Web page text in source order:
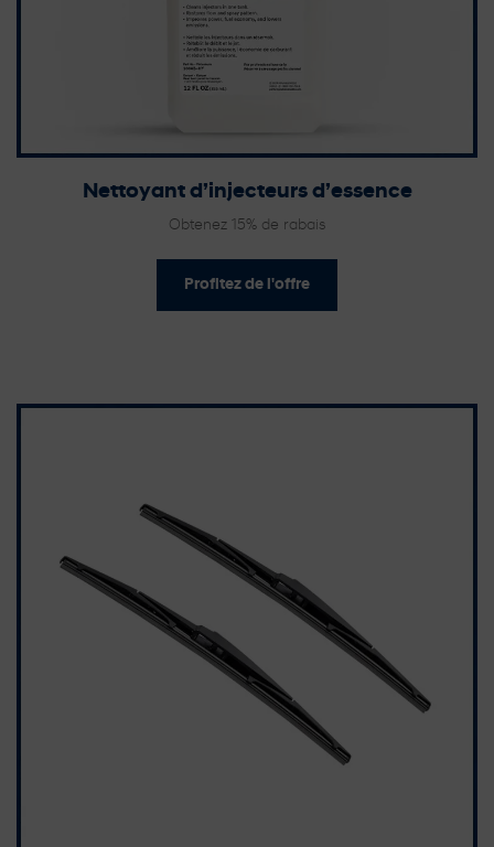
Nettoyant d’injecteurs d’essence
Obtenez 15% de rabais
Profitez de l'offre